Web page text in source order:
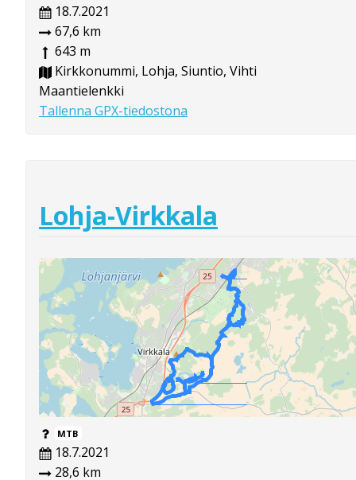
18.7.2021
67,6 km
643 m
Kirkkonummi, Lohja, Siuntio, Vihti
Maantielenkki
Tallenna GPX-tiedostona
Lohja-Virkkala
MTB
18.7.2021
28,6 km